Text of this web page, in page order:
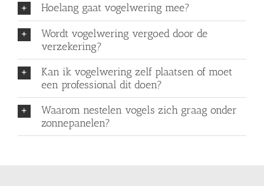
Hoelang gaat vogelwering mee?
Wordt vogelwering vergoed door de
verzekering?
Kan ik vogelwering zelf plaatsen of moet
een professional dit doen?
Waarom nestelen vogels zich graag onder
zonnepanelen?